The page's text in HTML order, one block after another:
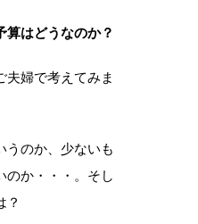
算はどうなのか？
夫婦で考えてみま
うのか、少ないも
のか・・・。そし
？